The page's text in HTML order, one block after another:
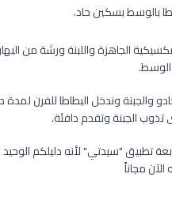
بالوسط بسكين حاد.
الجاهزة واللبنة ورشة من
والجبنة وندخل البطاطا للفرن
تذوب الجبنة وتقدم دافئة.
تطبيق "سيدتي" لأنه دليلكم
مجاناً